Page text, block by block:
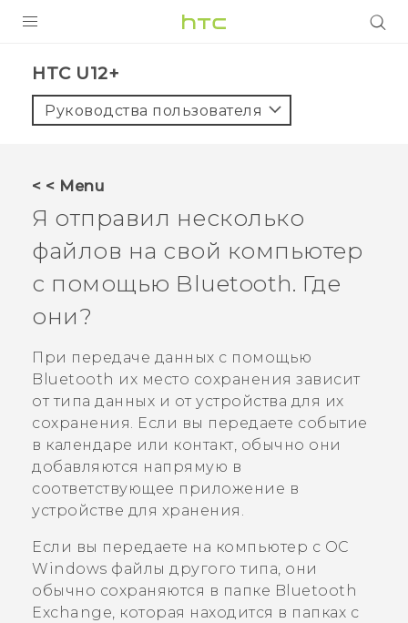
5G
VIVERSE
ПОДДЕРЖКА
HTC U12+‎
Руководства пользователя
< < Menu
Я отправил несколько
файлов на свой компьютер
с помощью Bluetooth. Где
они?
При передаче данных с помощью
Bluetooth их место сохранения зависит
от типа данных и от устройства для их
сохранения. Если вы передаете событие
в календаре или контакт, обычно они
добавляются напрямую в
соответствующее приложение в
устройстве для хранения.
Если вы передаете на компьютер с ОС
Windows файлы другого типа, они
обычно сохраняются в папке Bluetooth
Exchange, которая находится в папках с